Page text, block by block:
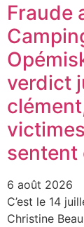
Fraude
verdict
sentent
6 août 2026
C’est le 14
Christine